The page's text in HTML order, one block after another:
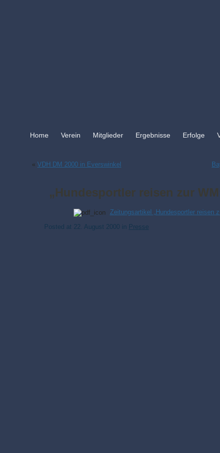
Home Verein Mitglieder Ergebnisse Erfolge
« VDH DM 2000 in Everswinkel
„Hundesportler reisen zur
Zeitungsartikel „Hundesportler reisen
Posted at 22. August 2000 in Presse